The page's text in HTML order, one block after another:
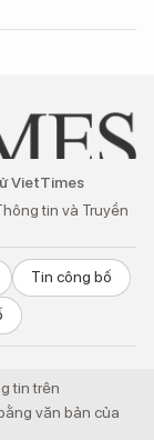
VietTimes
tin và Truyền
Tin công bố
tin trên
văn bản của